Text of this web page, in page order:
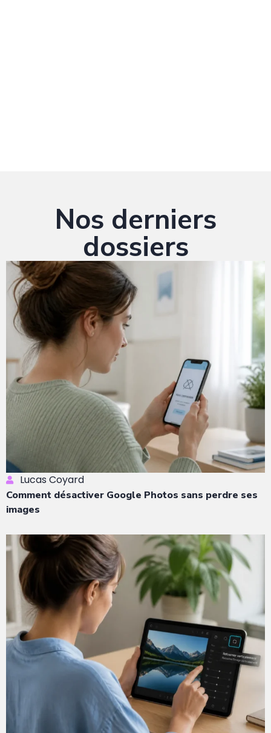
Nos derniers
dossiers
Lucas Coyard
Comment désactiver Google Photos sans perdre ses
images